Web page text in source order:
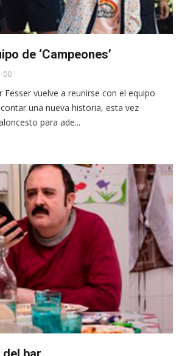
de ‘Campeones’
00
Fesser vuelve a reunirse con el equipo
una nueva historia, esta vez
para ade...